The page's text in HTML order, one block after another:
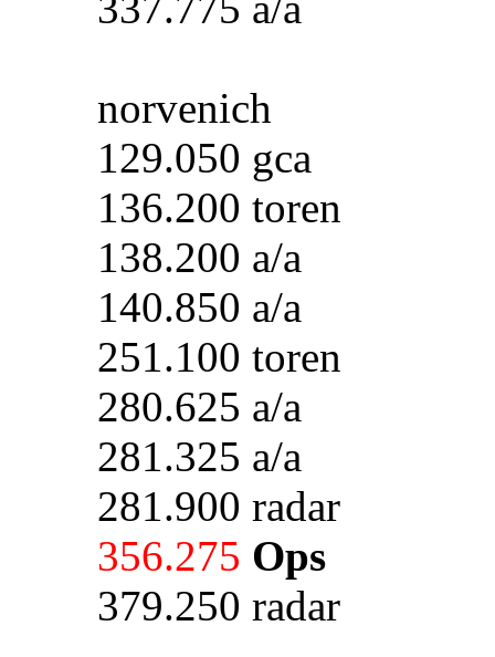
norvenich
129.050 gca
136.200 toren
138.200 a/a
140.850 a/a
251.100 toren
280.625 a/a
281.325 a/a
281.900 radar
356.275 Ops
379.250 radar